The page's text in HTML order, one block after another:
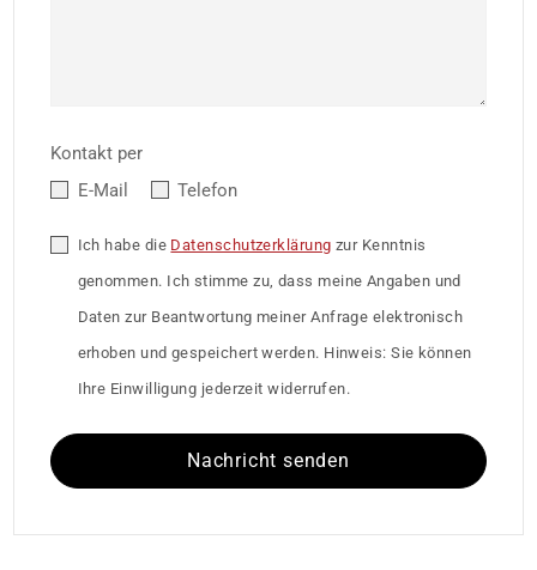
Kontakt per
E-Mail
Telefon
Ich habe die Datenschutzerklärung zur Kenntnis
genommen. Ich stimme zu, dass meine Angaben und
Daten zur Beantwortung meiner Anfrage elektronisch
erhoben und gespeichert werden. Hinweis: Sie können
Ihre Einwilligung jederzeit widerrufen.
Nachricht senden